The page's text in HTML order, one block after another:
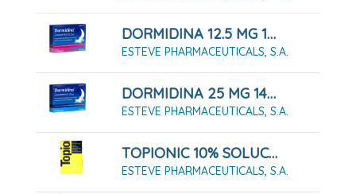
DORMIDINA 12.5 MG 14 COMPRIMIDOS RECUBIERTOS CON PELÍCULA
ESTEVE PHARMACEUTICALS, S.A.
DORMIDINA 25 MG 14 COMPRIMIDOS RECUBIERTOS CON PELÍCULA
ESTEVE PHARMACEUTICALS, S.A.
TOPIONIC 10% SOLUCIÓN 100 ML
ESTEVE PHARMACEUTICALS, S.A.